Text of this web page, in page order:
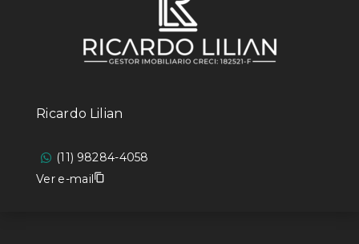
Ricardo Lilian
(11) 98284-4058
Ver e-mail